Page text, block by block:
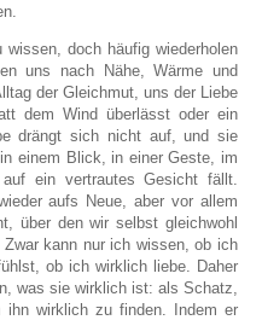
doch häufig wiederholen
uns nach Nähe, Wärme und
der Gleichmut, uns der Liebe
dem Wind überlässt oder ein
drängt sich nicht auf, und sie
einem Blick, in einer Geste, im
ein vertrautes Gesicht fällt.
aufs Neue, aber vor allem
über den wir selbst gleichwohl
kann nur ich wissen, ob ich
ob ich wirklich liebe. Daher
was sie wirklich ist: als Schatz,
wirklich zu finden. Indem er